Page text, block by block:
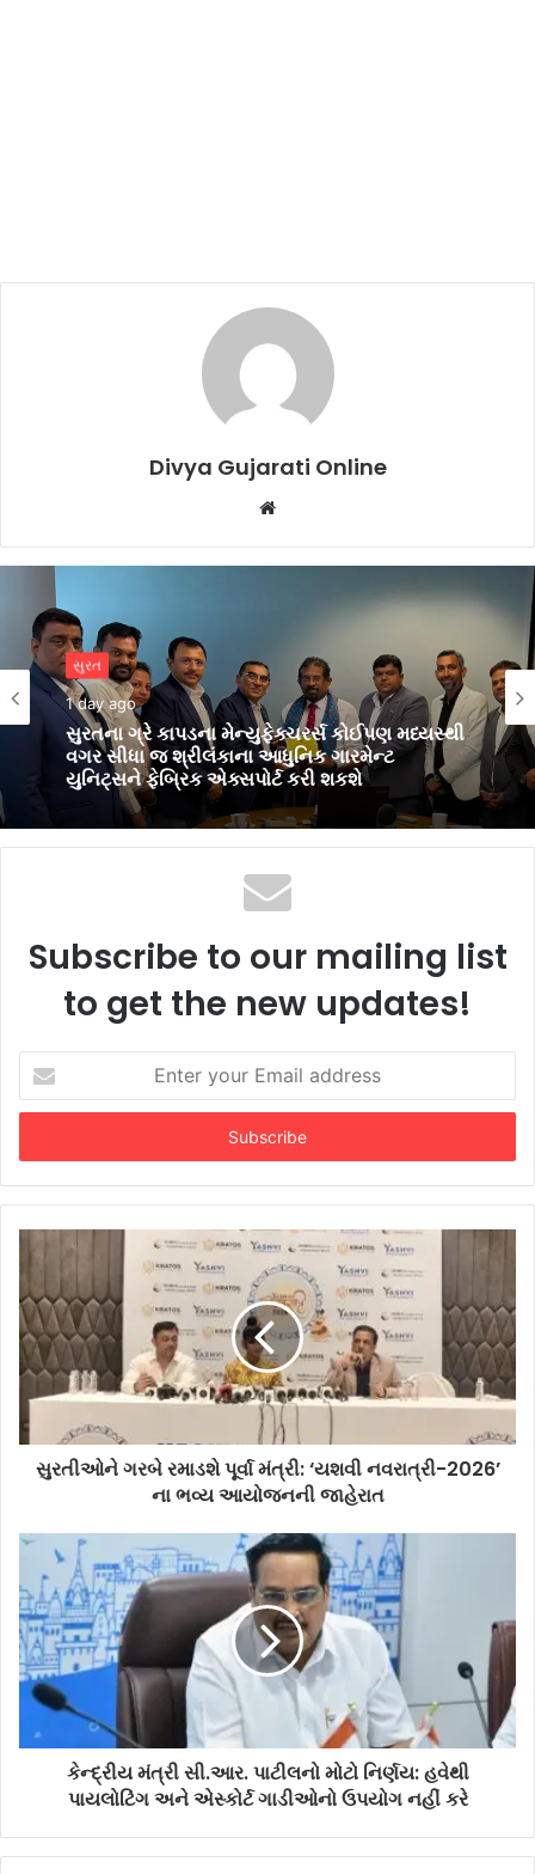
Divya Gujarati Online
Website
બિઝનેસ
2 days ago
પીઅર્સને વિદેશમાં અભ્યાસ કરવા ઈચ્છતા
વિદ્યાર્થીઓ માટે સુરતમાં પીટીઈ પાર્ટનર મીટનું
આયોજન કર્યું
Subscribe to our mailing list
to get the new updates!
your
Email
સુરતીઓને ગરબે રમાડશે પૂર્વા મંત્રી: ‘યશવી નવરાત્રી-2026’
ના ભવ્ય આયોજનની જાહેરાત
કેન્દ્રીય મંત્રી સી.આર. પાટીલનો મોટો નિર્ણય: હવેથી
પાયલોટિંગ અને એસ્કોર્ટ ગાડીઓનો ઉપયોગ નહીં કરે